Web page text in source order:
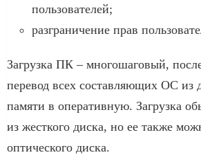
пользователей;
разграничение прав
Загрузка ПК – многошаговый,
перевод всех составляющих ОС из
памяти в оперативную. Загрузка
из жесткого диска, но ее также
оптического диска.